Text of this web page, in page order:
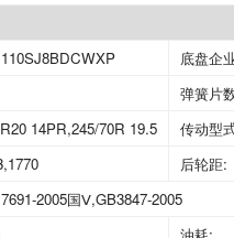
底盘企
弹簧片
14PR,245/70R 19.5
传动型
后轮距:
2005国Ⅴ,GB3847-2005
油耗: